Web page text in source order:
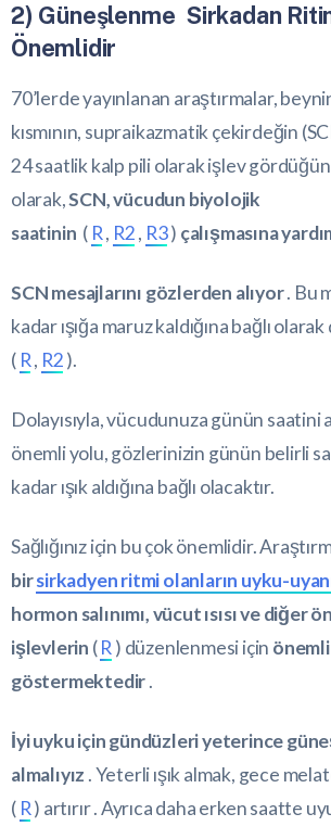
2) Güneşlenme Sirkadan
Önemlidir
70’lerde yayınlanan araştırmalar,
kısmının, supraikazmatik çekirdeğin
24 saatlik kalp pili olarak işlev
olarak,SCN, vücudun biyolojik
saatinin ( R, R2, R3) çalışmasına
SCN mesajlarını gözlerden alıyor. Bu
kadar ışığa maruz kaldığına bağlı
( R, R2).
Dolayısıyla, vücudunuza günün saatini
önemli yolu, gözlerinizin günün belirli
kadar ışık aldığına bağlı olacaktır.
Sağlığınız için bu çok önemlidir.
birsirkadyen ritmi olanların uyku-
hormon salınımı, vücut ısısı ve diğer
işlevlerin (R) düzenlenmesi için
göstermektedir.
İyi uyku için gündüzleri yeterince güneş
almalıyız . Yeterli ışık almak, gece
( R) artırır . Ayrıca daha erken saatte